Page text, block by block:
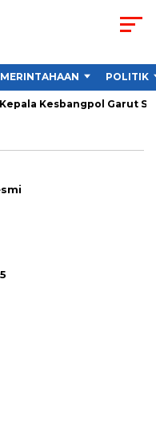
POLITIK
Kesbangpol Garut